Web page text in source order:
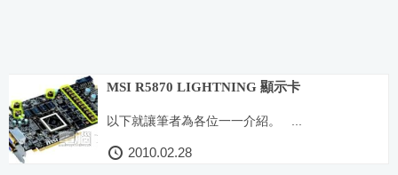
MSI R5870 LIGHTNING 顯示卡
以下就讓筆者為各位一一介紹。 ...
2010.02.28